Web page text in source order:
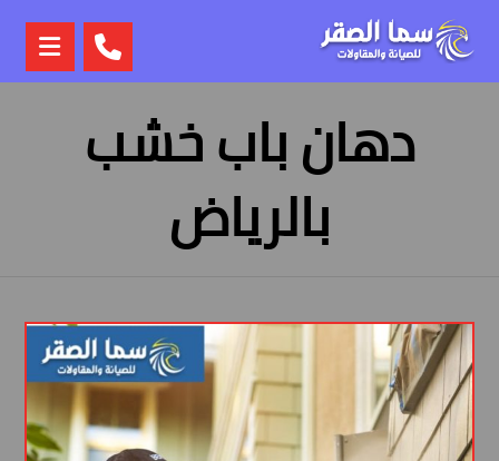
دهان باب خشب
بالرياض